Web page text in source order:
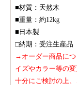
■材質：天然木
■重量：約12kg
■日本製
□納期：受注生産品
→オーダー商品に
イズやカラー等の
十分にご検討の上